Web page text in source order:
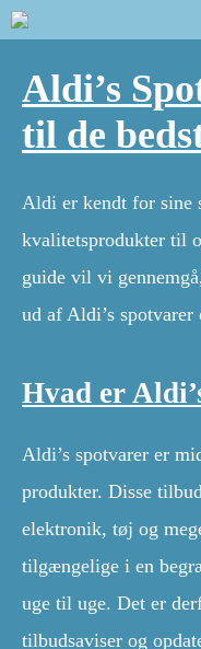
Aldi’s
til de
Aldi er kendt for sine
kvalitetsprodukter til
guide vil vi
ud af Aldi’s
Hvad er
Aldi’s spotvarer er
produkter. Disse
elektronik, tøj og
tilgængelige i en
uge til uge. Det er
tilbudsaviser og